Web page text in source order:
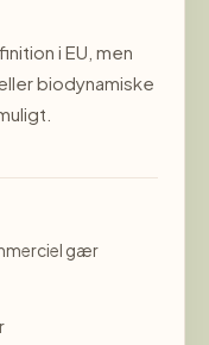
i EU, men
biodynamiske
gær